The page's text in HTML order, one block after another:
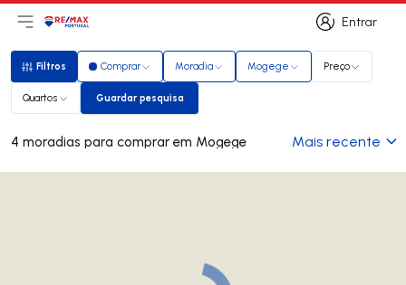
Entrar
Entrar
Abri menu principal
LogoIr para página inicial
Filtros
Filtros Comprar Moradia Mogege Preço
Quartos Guardar pesquisa
Guardar pesquisa
4 moradias para comprar em Mogege Mais recente